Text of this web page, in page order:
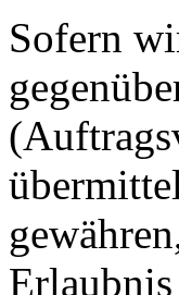
Sofern